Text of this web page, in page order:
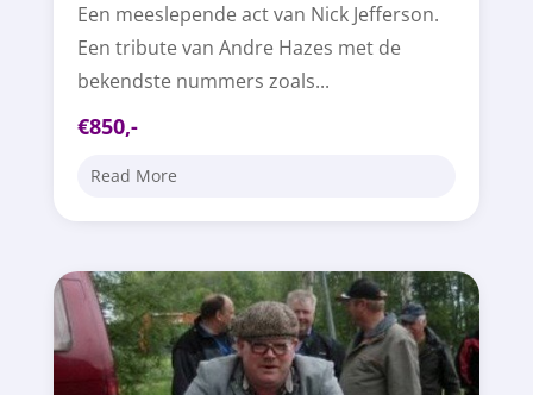
Een meeslepende act van Nick Jefferson.
Een tribute van Andre Hazes met de
bekendste nummers zoals...
€850,-
Read More